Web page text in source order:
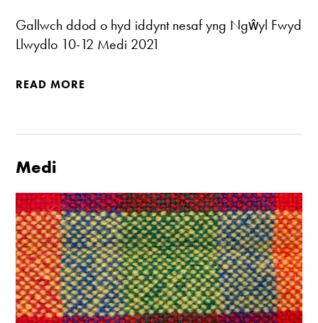
Gallwch ddod o hyd iddynt nesaf yng Ngŵyl Fwyd
Llwydlo 10-12 Medi 2021
READ MORE
Medi